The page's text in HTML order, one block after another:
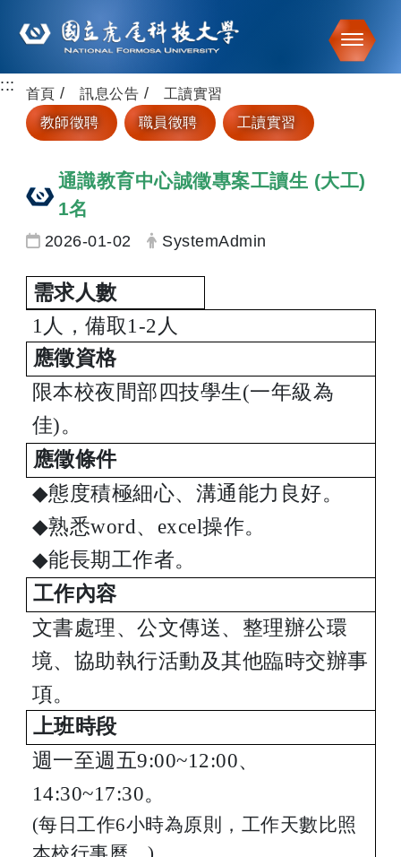
跳到主要內容
::: 首頁 訊息公告
工讀實習
教師徵聘
職員徵聘 工讀實習
通識教育中心誠徵專案工讀生 (大工)
1名
日期：
2026-01-02 發布者：
SystemAdmin
需求人數
1人，備取1-2人
應徵資格
限本校夜間部四技學生(一年級為
佳)。
應徵條件
◆態度積極細心、溝通能力良好。
◆熟悉word、 excel操作。
◆能長期工作者。
工作內容
文書處理、公文傳送、整理辦公環
境、協助執行活動及其他臨時交辦事
項。
上班時段
週一至週五9:00~12:00、
14:30~17:30。
(每日工作6小時為原則，工作天數比照